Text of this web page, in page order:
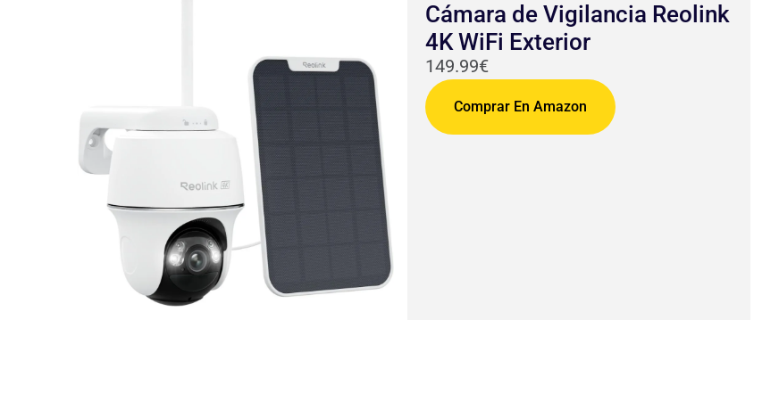
Cámara de Vigilancia Reolink
4K WiFi Exterior
149.99€
Comprar En Amazon